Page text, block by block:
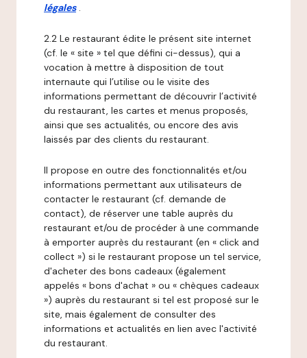
légales .
2.2 Le restaurant édite le présent site internet
(cf. le « site » tel que défini ci-dessus), qui a
vocation à mettre à disposition de tout
internaute qui l’utilise ou le visite des
informations permettant de découvrir l’activité
du restaurant, les cartes et menus proposés,
ainsi que ses actualités, ou encore des avis
laissés par des clients du restaurant.
Il propose en outre des fonctionnalités et/ou
informations permettant aux utilisateurs de
contacter le restaurant (cf. demande de
contact), de réserver une table auprès du
restaurant et/ou de procéder à une commande
à emporter auprès du restaurant (en « click and
collect ») si le restaurant propose un tel service,
d'acheter des bons cadeaux (également
appelés « bons d'achat » ou « chèques cadeaux
») auprès du restaurant si tel est proposé sur le
site, mais également de consulter des
informations et actualités en lien avec l'activité
du restaurant.